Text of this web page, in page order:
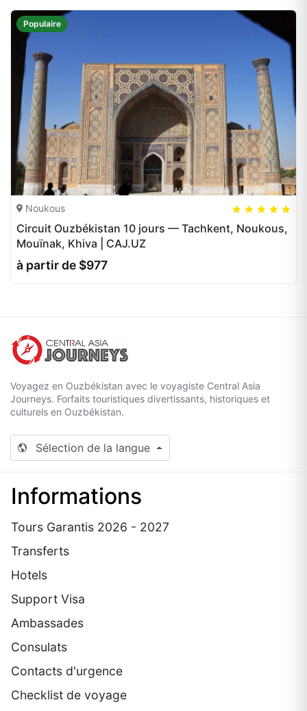
Populaire
Noukous
Circuit Ouzbékistan 10 jours — Tachkent, Noukous,
Mouïnak, Khiva | CAJ.UZ
à partir de $977
Voyagez en Ouzbékistan avec le voyagiste Central Asia
Journeys. Forfaits touristiques divertissants, historiques et
culturels en Ouzbékistan.
Sélection de la langue
Informations
Tours Garantis 2026 - 2027
Transferts
Hotels
Support Visa
Ambassades
Consulats
Contacts d'urgence
Checklist de voyage